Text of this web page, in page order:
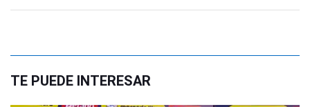
TE PUEDE INTERESAR